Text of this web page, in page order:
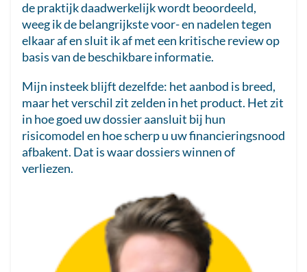
de praktijk daadwerkelijk wordt beoordeeld,
weeg ik de belangrijkste voor- en nadelen tegen
elkaar af en sluit ik af met een kritische review op
basis van de beschikbare informatie.
Mijn insteek blijft dezelfde: het aanbod is breed,
maar het verschil zit zelden in het product. Het zit
in hoe goed uw dossier aansluit bij hun
risicomodel en hoe scherp u uw financieringsnood
afbakent. Dat is waar dossiers winnen of
verliezen.